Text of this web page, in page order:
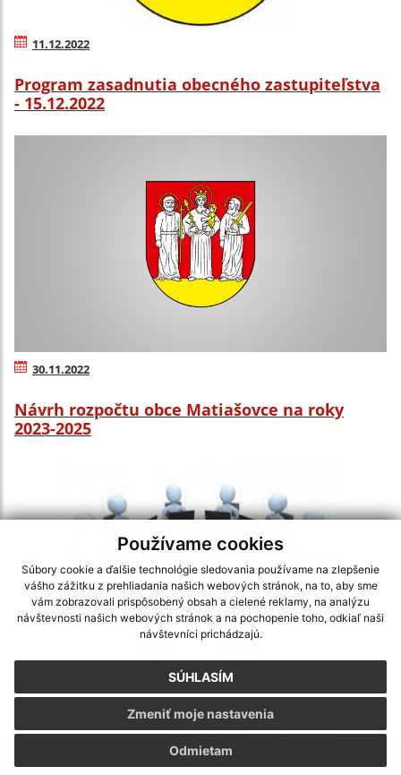
Používame cookies
Súbory cookie a ďalšie technológie sledovania používame na zlepšenie
vášho zážitku z prehliadania našich webových stránok, na to, aby sme
vám zobrazovali prispôsobený obsah a cielené reklamy, na analýzu
návštevnosti našich webových stránok a na pochopenie toho, odkiaľ naši
návštevníci prichádzajú.
SÚHLASÍM
Odmietam
Zmeniť moje nastavenia
11.12.2022
Program zasadnutia obecného zastupiteľstva
- 15.12.2022
30.11.2022
Návrh rozpočtu obce Matiašovce na roky
2023-2025
14.11.2022
Program zasadnutia Obecného zastupiteľstva